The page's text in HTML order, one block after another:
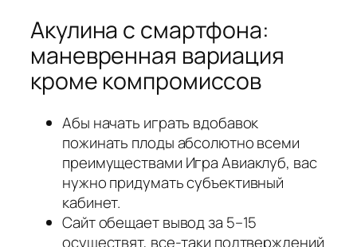
Акулина с смартфона:
маневренная вариация
кроме компромиссов
Абы начать играть вдобавок
пожинать плоды абсолютно всеми
преимуществами Игра Авиаклуб, вас
нужно придумать субъективный
кабинет.
Сайт обещает вывод за 5–15
осуществят, все-таки подтверждений